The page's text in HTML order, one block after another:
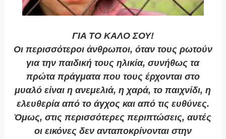
ΓΙΑ ΤΟ ΚΑΛΟ ΣΟΥ!
Οι περισσότεροι άνθρωποι, όταν τους ρωτούν
για την παιδική τους ηλικία, συνήθως τα
πρώτα πράγματα που τους έρχονται στο
μυαλό είναι η ανεμελιά, η χαρά, το παιχνίδι, η
ελευθερία από το άγχος και από τις ευθύνες.
Όμως, στις περισσότερες περιπτώσεις, αυτές
οι εικόνες δεν ανταποκρίνονται στην